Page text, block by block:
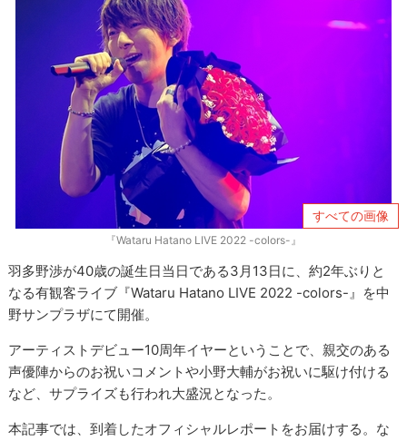
すべての画像
『Wataru Hatano LIVE 2022 -colors-』
羽多野渉が40歳の誕生日当日である3月13日に、約2年ぶりと
なる有観客ライブ『Wataru Hatano LIVE 2022 -colors-』を中
野サンプラザにて開催。
アーティストデビュー10周年イヤーということで、親交のある
声優陣からのお祝いコメントや小野大輔がお祝いに駆け付ける
など、サプライズも行われ大盛況となった。
本記事では、到着したオフィシャルレポートをお届けする。な